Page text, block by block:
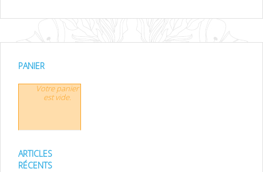
PANIER
Votre panier
est vide.
ARTICLES
RÉCENTS